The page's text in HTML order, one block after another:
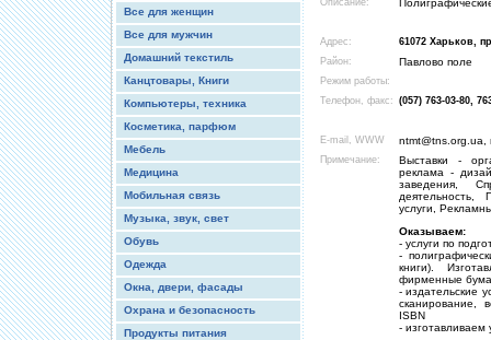
Все для женщин
Все для мужчин
Домашний текстиль
Канцтовары, Книги
Компьютеры, техника
Косметика, парфюм
Мебель
Медицина
Мобильная связь
Музыка, звук, свет
Обувь
Одежда
Окна, двери, фасады
Охрана и безопасность
Продукты питания
Описание:
Адрес:
61072 Харьков,
Район:
Павлово поле
Режим работы:
Телефон, факс: (057) 763-03-80,
E-mail, WWW ntmt@tns.org.ua,
Примечание:
Выставки -
реклама -
заведения,
деятельность,
услуги,
Оказываем:
- услуги по
-
книги).
фирменные
- издательские
сканирование,
ISBN
- изготавливаем